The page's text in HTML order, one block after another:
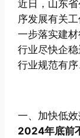
近日，山东
序发展有关
一步落实建
行业尽快企
行业规范有序
一、加快低
2024年底前